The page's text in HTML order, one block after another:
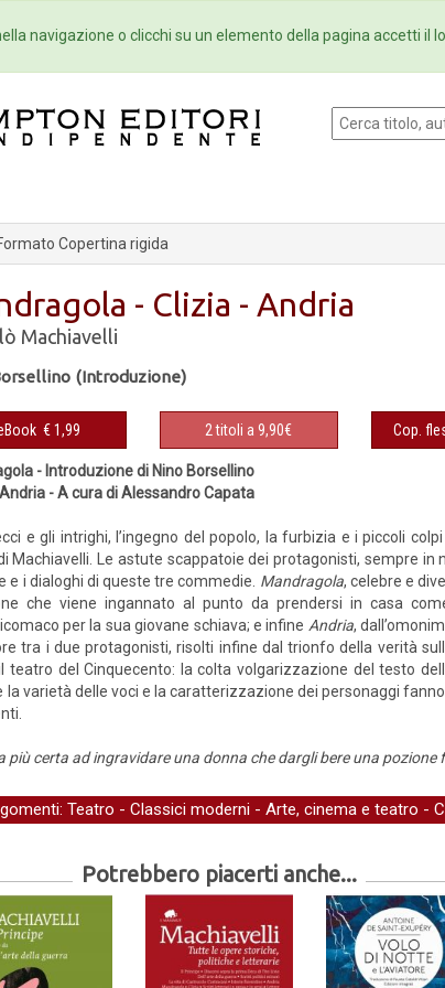
Eventi Collane Newsletter
Copertina rigida
- Clizia - Andria
Machiavelli
(Introduzione)
€ 1,99 2 titoli a 9,90€ Cop.
- Introduzione di Nino Borsellino
- A cura di Alessandro Capata
e gli intrighi, l’ingegno del popolo, la furbizia e i piccoli
Machiavelli. Le astute scappatoie dei protagonisti, sempre
e i dialoghi di queste tre commedie. Mandragola, celebre e
che viene ingannato al punto da prendersi in casa
per la sua giovane schiava; e infine Andria,
tra i due protagonisti, risolti infine dal trionfo della verità
del Cinquecento: la colta volgarizzazione del testo
varietà delle voci e la caratterizzazione dei personaggi
più certa ad ingravidare una donna che dargli bere una
Teatro - Classici moderni - Arte, cinema e teatro -
Potrebbero piacerti anche...
navigazione o clicchi su un elemento della pagina accetti il